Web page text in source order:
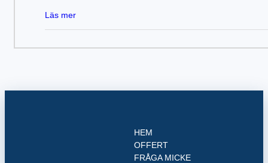
Läs mer
HEM
OFFERT
FRÅGA MICKE